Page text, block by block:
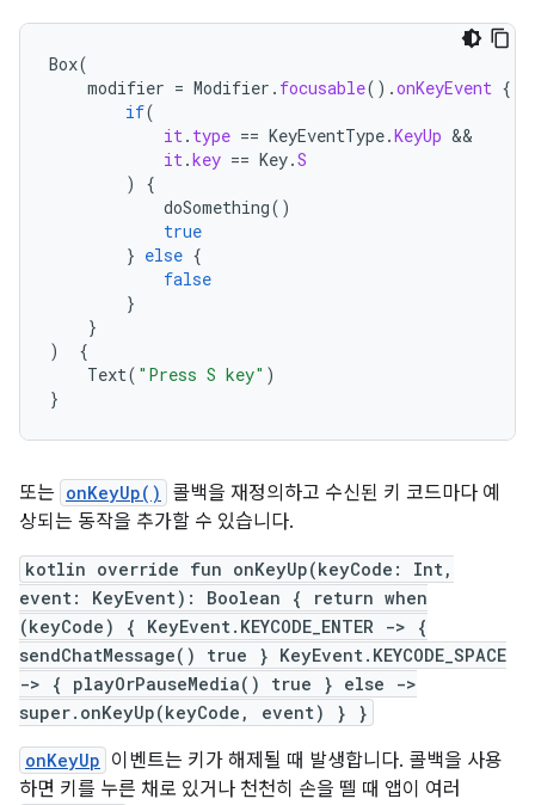
Box(
modifier = Modifier . focusable().onKeyEvent {
if(
it. type == KeyEventType.KeyUp
it.key == Key.S
)
{
doSomething()
true
} else {
false
}
}
)
{
Text( "Press S key" )
}
또는 onKeyUp()
콜백을 재정의하고 수신된 키 코드마다 예
상되는 동작을 추가할 수 있습니다.
kotlin override fun onKeyUp(keyCode: Int,
event: KeyEvent): Boolean { return when
(keyCode) { KeyEvent.KEYCODE_ENTER -> {
sendChatMessage() true } KeyEvent.KEYCODE_SPACE
-> { playOrPauseMedia() true } else ->
super.onKeyUp(keyCode, event) } }
onKeyUp 이벤트는 키가 해제될 때 발생합니다. 콜백을 사용
하면 키를 누른 채로 있거나 천천히 손을 뗄 때 앱이 여러